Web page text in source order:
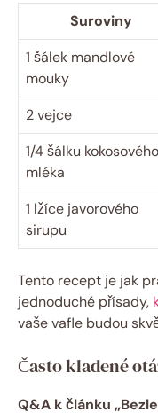
Suroviny
1 šálek mandlové
mouky
2 vejce
1/4 šálku kokosového
mléka
1 lžíce javorového
sirupu
Tento recept je jak
jednoduché přísady,
vaše vafle budou
Často kladené
Q&A k článku